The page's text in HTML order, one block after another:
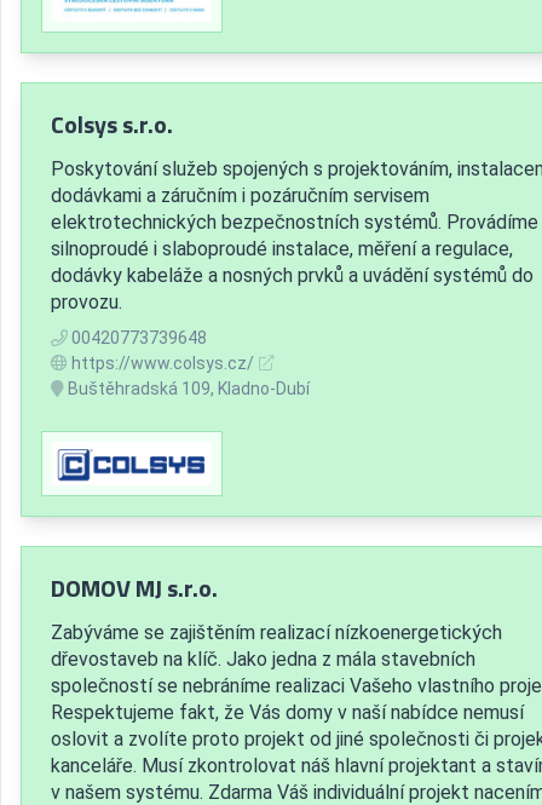
Colsys s.r.o.
Poskytování služeb spojených s projektováním,
dodávkami a záručním i pozáručním servisem
elektrotechnických bezpečnostních systémů. Provádíme
silnoproudé i slaboproudé instalace, měření a regulace,
dodávky kabeláže a nosných prvků a uvádění systémů do
provozu.
00420773739648
https://www.colsys.cz/
Buštěhradská 109, Kladno-Dubí
DOMOV MJ s.r.o.
Zabýváme se zajištěním realizací nízkoenergetických
dřevostaveb na klíč. Jako jedna z mála stavebních
společností se nebráníme realizaci Vašeho vlastního
Respektujeme fakt, že Vás domy v naší nabídce nemusí
oslovit a zvolíte proto projekt od jiné společnosti či
kanceláře. Musí zkontrolovat náš hlavní projektant a
v našem systému. Zdarma Váš individuální projekt